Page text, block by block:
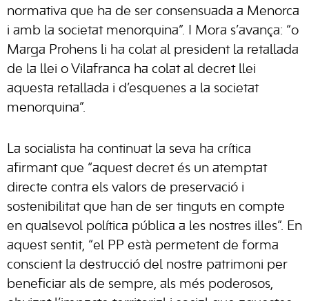
normativa que ha de ser consensuada a Menorca
i amb la societat menorquina”. I Mora s’avança: “o
Marga Prohens li ha colat al president la retallada
de la llei o Vilafranca ha colat al decret llei
aquesta retallada i d’esquenes a la societat
menorquina”.
La socialista ha continuat la seva ha crítica
afirmant que “aquest decret és un atemptat
directe contra els valors de preservació i
sostenibilitat que han de ser tinguts en compte
en qualsevol política pública a les nostres illes”. En
aquest sentit, “el PP està permetent de forma
conscient la destrucció del nostre patrimoni per
beneficiar als de sempre, als més poderosos,